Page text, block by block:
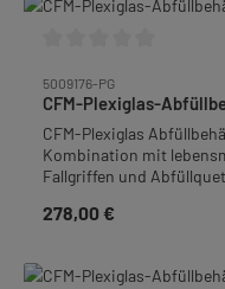
Überlaufhahn: ca. 14
5009176-PG
CFM-Plexiglas-
CFM-Plexiglas
Kombination mit
Fallgriffen und
Höhe 30 cm.Tipp:
Regulärer Preis:
278,00 €